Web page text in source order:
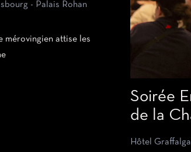
- Palais Rohan
mérovingien attise les
Soirée
de la
Hôtel